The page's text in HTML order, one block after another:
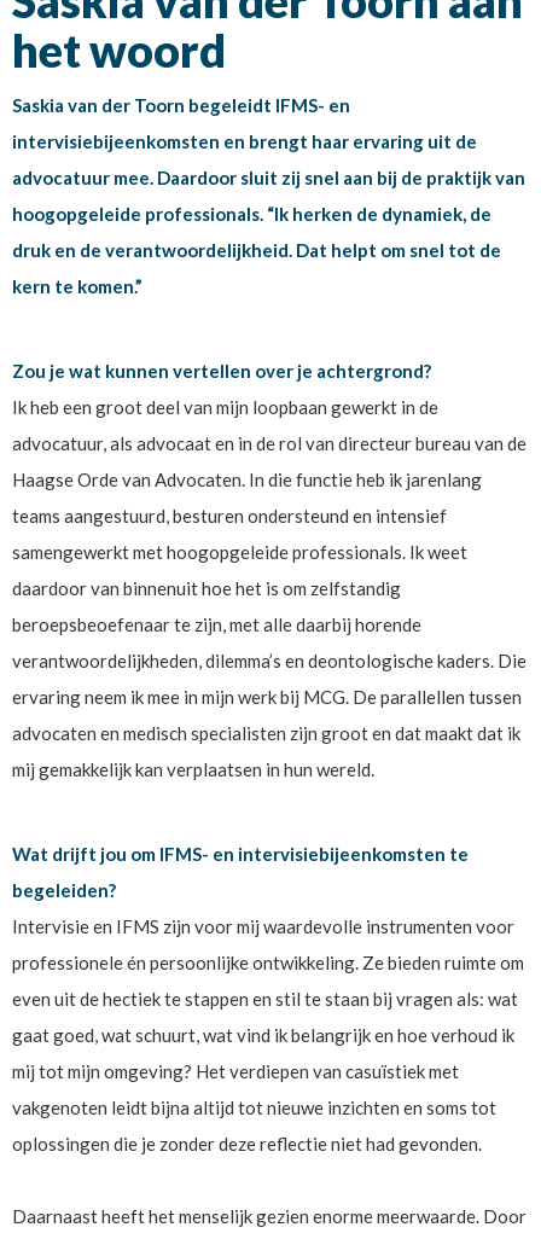
het woord
Saskia van der Toorn begeleidt IFMS- en
intervisiebijeenkomsten en brengt haar ervaring uit de
advocatuur mee. Daardoor sluit zij snel aan bij de praktijk van
hoogopgeleide professionals. “Ik herken de dynamiek, de
druk en de verantwoordelijkheid. Dat helpt om snel tot de
kern te komen.”
Zou je wat kunnen vertellen over je achtergrond?
Ik heb een groot deel van mijn loopbaan gewerkt in de
advocatuur, als advocaat en in de rol van directeur bureau van de
Haagse Orde van Advocaten. In die functie heb ik jarenlang
teams aangestuurd, besturen ondersteund en intensief
samengewerkt met hoogopgeleide professionals. Ik weet
daardoor van binnenuit hoe het is om zelfstandig
beroepsbeoefenaar te zijn, met alle daarbij horende
verantwoordelijkheden, dilemma’s en deontologische kaders. Die
ervaring neem ik mee in mijn werk bij MCG. De parallellen tussen
advocaten en medisch specialisten zijn groot en dat maakt dat ik
mij gemakkelijk kan verplaatsen in hun wereld.
Wat drijft jou om IFMS- en intervisiebijeenkomsten te
begeleiden?
Intervisie en IFMS zijn voor mij waardevolle instrumenten voor
professionele én persoonlijke ontwikkeling. Ze bieden ruimte om
even uit de hectiek te stappen en stil te staan bij vragen als: wat
gaat goed, wat schuurt, wat vind ik belangrijk en hoe verhoud ik
mij tot mijn omgeving? Het verdiepen van casuïstiek met
vakgenoten leidt bijna altijd tot nieuwe inzichten en soms tot
oplossingen die je zonder deze reflectie niet had gevonden.
Daarnaast heeft het menselijk gezien enorme meerwaarde. Door